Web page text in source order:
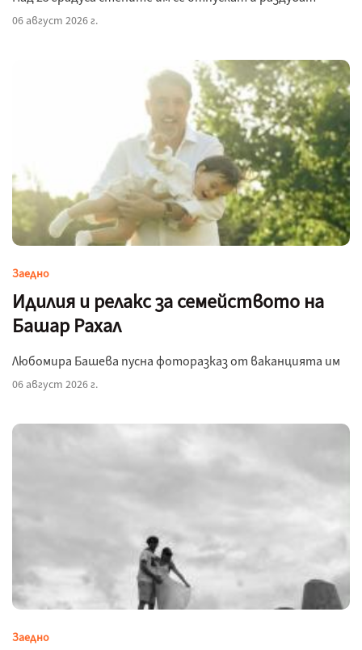
06 август 2026 г.
Заедно
Идилия и релакс за семейството на
Башар Рахал
Любомира Башева пусна фоторазказ от ваканцията им
06 август 2026 г.
Заедно